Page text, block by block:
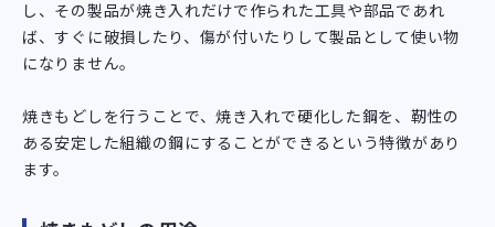
し、その製品が焼き入れだけで作られた工具や部品であれ
ば、すぐに破損したり、傷が付いたりして製品として使い物
になりません。
焼きもどしを行うことで、焼き入れで硬化した鋼を、靭性の
ある安定した組織の鋼にすることができるという特徴があり
ます。